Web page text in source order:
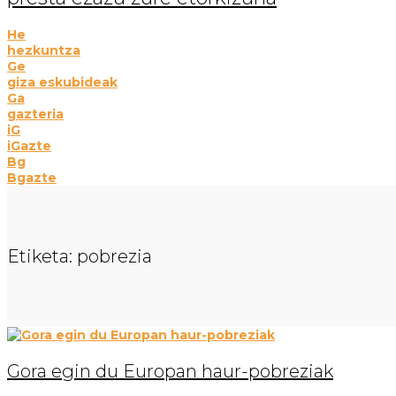
He
hezkuntza
Ge
giza eskubideak
Ga
gazteria
iG
iGazte
Bg
Bgazte
Etiketa: pobrezia
Gora egin du Europan haur-pobreziak